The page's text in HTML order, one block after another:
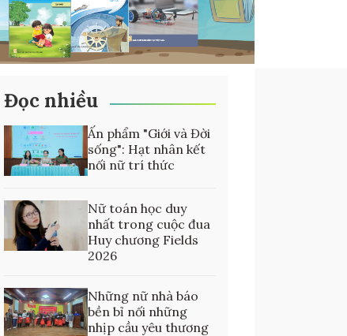
Đọc nhiều
Ấn phẩm "Giới và Đời
sống": Hạt nhân kết
nối nữ trí thức
Nữ toán học duy
nhất trong cuộc đua
Huy chương Fields
2026
Những nữ nhà báo
bền bỉ nối những
nhịp cầu yêu thương